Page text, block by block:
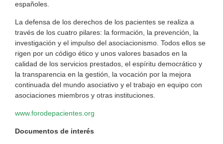
españoles.
La defensa de los derechos de los pacientes se realiza a
través de los cuatro pilares: la formación, la prevención, la
investigación y el impulso del asociacionismo. Todos ellos se
rigen por un código ético y unos valores basados en la
calidad de los servicios prestados, el espíritu democrático y
la transparencia en la gestión, la vocación por la mejora
continuada del mundo asociativo y el trabajo en equipo con
asociaciones miembros y otras instituciones.
www.forodepacientes.org
Documentos de interés